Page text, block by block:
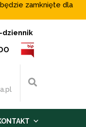
zamknięte dla
dziennik
Wyszukaj